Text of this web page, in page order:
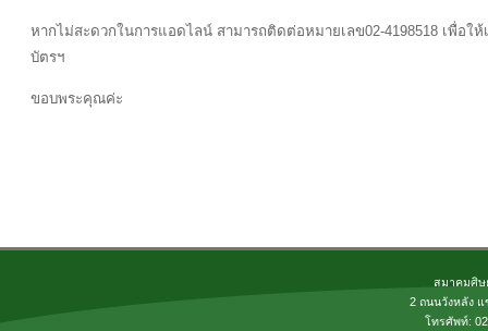
หากไม่สะดวกในการแอดไลน์ สามารถติดต่อหมายเลข02-4198518 เพื่อ
บัตรฯ
ขอบพระคุณค่ะ
สมาคมศิษ
2 ถนนวังหลัง แ
โทรศัพท์: